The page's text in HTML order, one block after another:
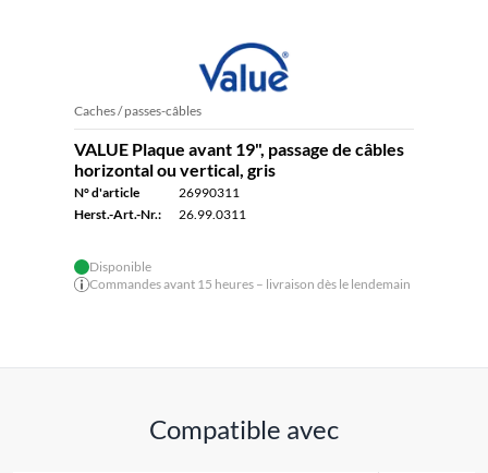
Caches / passes-câbles
VALUE Plaque avant 19", passage de câbles
horizontal ou vertical, gris
N° d'article
26990311
Herst.-Art.-Nr.:
26.99.0311
Disponible
Commandes avant 15 heures – livraison dès le lendemain
Compatible avec